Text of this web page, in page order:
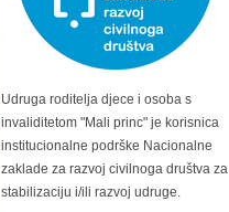
Udruga roditelja djece i osoba s
invaliditetom "Mali princ" je korisnica
institucionalne podrške Nacionalne
zaklade za razvoj civilnoga društva za
stabilizaciju i/ili razvoj udruge.